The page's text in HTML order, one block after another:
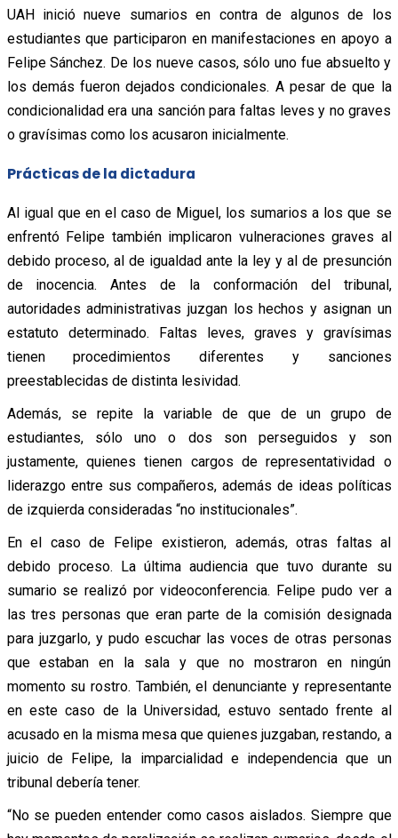
UAH inició nueve sumarios en contra de algunos de los
estudiantes que participaron en manifestaciones en apoyo a
Felipe Sánchez. De los nueve casos, sólo uno fue absuelto y
los demás fueron dejados condicionales. A pesar de que la
condicionalidad era una sanción para faltas leves y no graves
o gravísimas como los acusaron inicialmente.
Prácticas de la dictadura
Al igual que en el caso de Miguel, los sumarios a los que se
enfrentó Felipe también implicaron vulneraciones graves al
debido proceso, al de igualdad ante la ley y al de presunción
de inocencia. Antes de la conformación del tribunal,
autoridades administrativas juzgan los hechos y asignan un
estatuto determinado. Faltas leves, graves y gravísimas
tienen procedimientos diferentes y sanciones
preestablecidas de distinta lesividad.
Además, se repite la variable de que de un grupo de
estudiantes, sólo uno o dos son perseguidos y son
justamente, quienes tienen cargos de representatividad o
liderazgo entre sus compañeros, además de ideas políticas
de izquierda consideradas “no institucionales”.
En el caso de Felipe existieron, además, otras faltas al
debido proceso. La última audiencia que tuvo durante su
sumario se realizó por videoconferencia. Felipe pudo ver a
las tres personas que eran parte de la comisión designada
para juzgarlo, y pudo escuchar las voces de otras personas
que estaban en la sala y que no mostraron en ningún
momento su rostro. También, el denunciante y representante
en este caso de la Universidad, estuvo sentado frente al
acusado en la misma mesa que quienes juzgaban, restando, a
juicio de Felipe, la imparcialidad e independencia que un
tribunal debería tener.
“No se pueden entender como casos aislados. Siempre que